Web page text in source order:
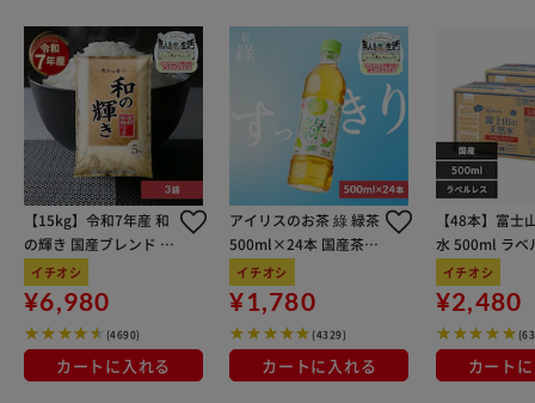
【15kg】令和7年産 和
の輝き 国産ブレンド 5
kg×3袋
イチオシ
¥6,980
(4690)
カートに入れる
アイリスのお茶 綠 緑茶
500ml×24本 国産茶葉
100％使用
イチオシ
¥1,780
(4329)
カートに入れる
【48本】富士
水 500ml ラベ
イチオシ
¥2,480
カート